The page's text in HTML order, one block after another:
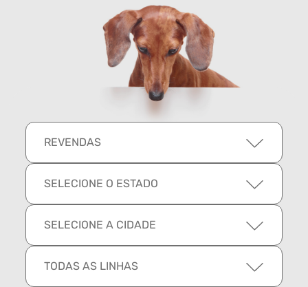
REVENDAS
SELECIONE O ESTADO
SELECIONE A CIDADE
TODAS AS LINHAS